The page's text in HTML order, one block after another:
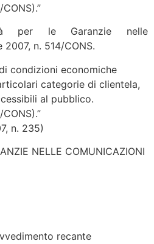
per le Garanzie nelle
n. 514/CONS.
condizioni economiche
categorie di clientela,
al pubblico.
n. 235)
NELLE COMUNICAZIONI
recante